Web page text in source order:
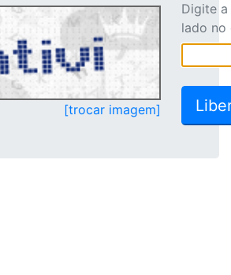
[trocar imagem]
Digite
lado no